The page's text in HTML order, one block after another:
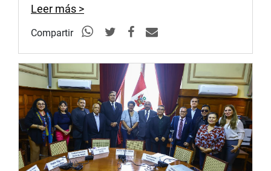
2.000 km son considerados asfaltados y 1.500 km son
afirmados.
Lima, 09 de noviembre del 2015
Gracias por su difusión.
Leer más >
Compartir